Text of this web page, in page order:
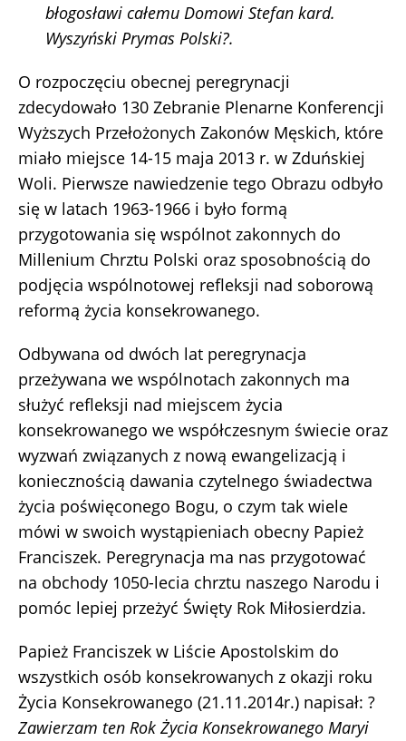
błogosławi całemu Domowi Stefan kard.
Wyszyński Prymas Polski?.
O rozpoczęciu obecnej peregrynacji
zdecydowało 130 Zebranie Plenarne Konferencji
Wyższych Przełożonych Zakonów Męskich, które
miało miejsce 14-15 maja 2013 r. w Zduńskiej
Woli. Pierwsze nawiedzenie tego Obrazu odbyło
się w latach 1963-1966 i było formą
przygotowania się wspólnot zakonnych do
Millenium Chrztu Polski oraz sposobnością do
podjęcia wspólnotowej refleksji nad soborową
reformą życia konsekrowanego.
Odbywana od dwóch lat peregrynacja
przeżywana we wspólnotach zakonnych ma
służyć refleksji nad miejscem życia
konsekrowanego we współczesnym świecie oraz
wyzwań związanych z nową ewangelizacją i
koniecznością dawania czytelnego świadectwa
życia poświęconego Bogu, o czym tak wiele
mówi w swoich wystąpieniach obecny Papież
Franciszek. Peregrynacja ma nas przygotować
na obchody 1050-lecia chrztu naszego Narodu i
pomóc lepiej przeżyć Święty Rok Miłosierdzia.
Papież Franciszek w Liście Apostolskim do
wszystkich osób konsekrowanych z okazji roku
Życia Konsekrowanego (21.11.2014r.) napisał: ?
Zawierzam ten Rok Życia Konsekrowanego Maryi